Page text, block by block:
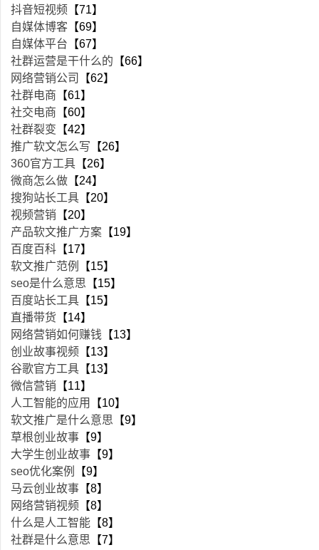
抖音短视频 【71】
自媒体博客 【69】
自媒体平台 【67】
社群运营是干什么的 【66】
网络营销公司
【62】
社群电商 【61】
社交电商 【60】
社群裂变 【42】
推广软文怎么写 【26】
360官方工具 【26】
微商怎么做 【24】
搜狗站长工具 【20】
视频营销 【20】
产品软文推广方案 【19】
百度百科 【17】
软文推广范例
【15】
seo是什么意思 【15】
百度站长工具 【15】
直播带货 【14】
网络营销如何赚钱 【13】
创业故事视频 【13】
谷歌官方工具 【13】
微信营销 【11】
人工智能的应用
【10】
软文推广是什么意思 【9】
草根创业故事 【9】
大学生创业故事 【9】
seo优化案例
【9】
马云创业故事 【8】
网络营销视频 【8】
什么是人工智能 【8】
社群是什么意思 【7】